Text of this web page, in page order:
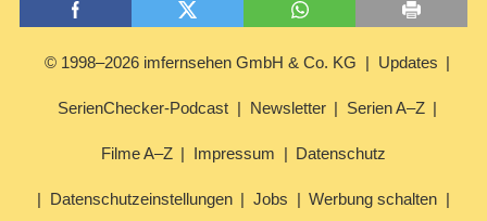
© 1998–2026 imfernsehen GmbH & Co. KG Updates
SerienChecker-Podcast Newsletter Serien A–Z
Filme A–Z Impressum Datenschutz
Datenschutzeinstellungen Jobs Werbung schalten